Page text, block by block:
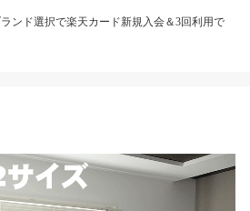
ンド選択で楽天カード新規入会＆3回利用で